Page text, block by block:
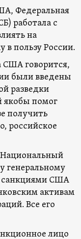
Федеральная
работала с
на
в пользу России.
США говорится,
были введены
разведки
якобы помог
получить
российское
Национальный
генеральному
санкциями США
активам
Все его
лицо